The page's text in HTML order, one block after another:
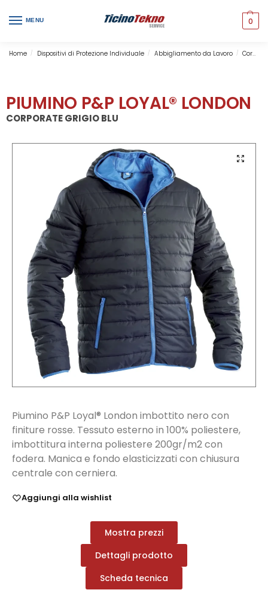
MENU 0
Home / Dispositivi di Protezione Individuale / Abbigliamento da Lavoro / Corporate & Professional
PIUMINO P&P LOYAL® LONDON
CORPORATE GRIGIO BLU
Piumino P&P Loyal® London imbottito nero con
finiture rosse. Tessuto esterno in 100% poliestere,
imbottitura interna poliestere 200gr/m2 con
fodera. Manica e fondo elasticizzati con chiusura
centrale con cerniera.
Aggiungi alla wishlist
Mostra prezzi
Dettagli prodotto
Scheda tecnica